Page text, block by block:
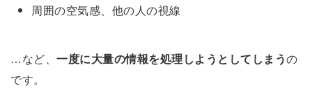
周囲の空気感、他の人の視線
…など、 一度に大量の情報を処理しようとしてしまうの
です。